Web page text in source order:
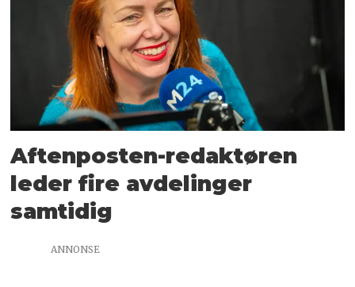
Aftenposten-redaktøren
leder fire avdelinger
samtidig
ANNONSE